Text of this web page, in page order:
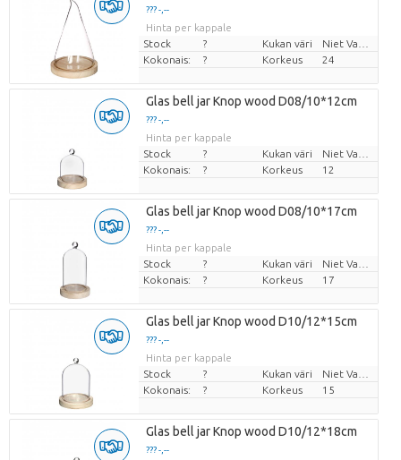
??? -,--
Hinta per kappale
Stock
? Kukan väri
Kokonais:
? Korkeus 24
Glas bell jar Knop wood D08/10*12cm
??? -,--
Hinta per kappale
Stock
? Kukan väri
Kokonais:
? Korkeus 12
Glas bell jar Knop wood D08/10*17cm
??? -,--
Hinta per kappale
Stock
? Kukan väri
Kokonais:
? Korkeus 17
Glas bell jar Knop wood D10/12*15cm
??? -,--
Hinta per kappale
Stock
? Kukan väri
Kokonais:
? Korkeus 15
Glas bell jar Knop wood D10/12*18cm
??? -,--